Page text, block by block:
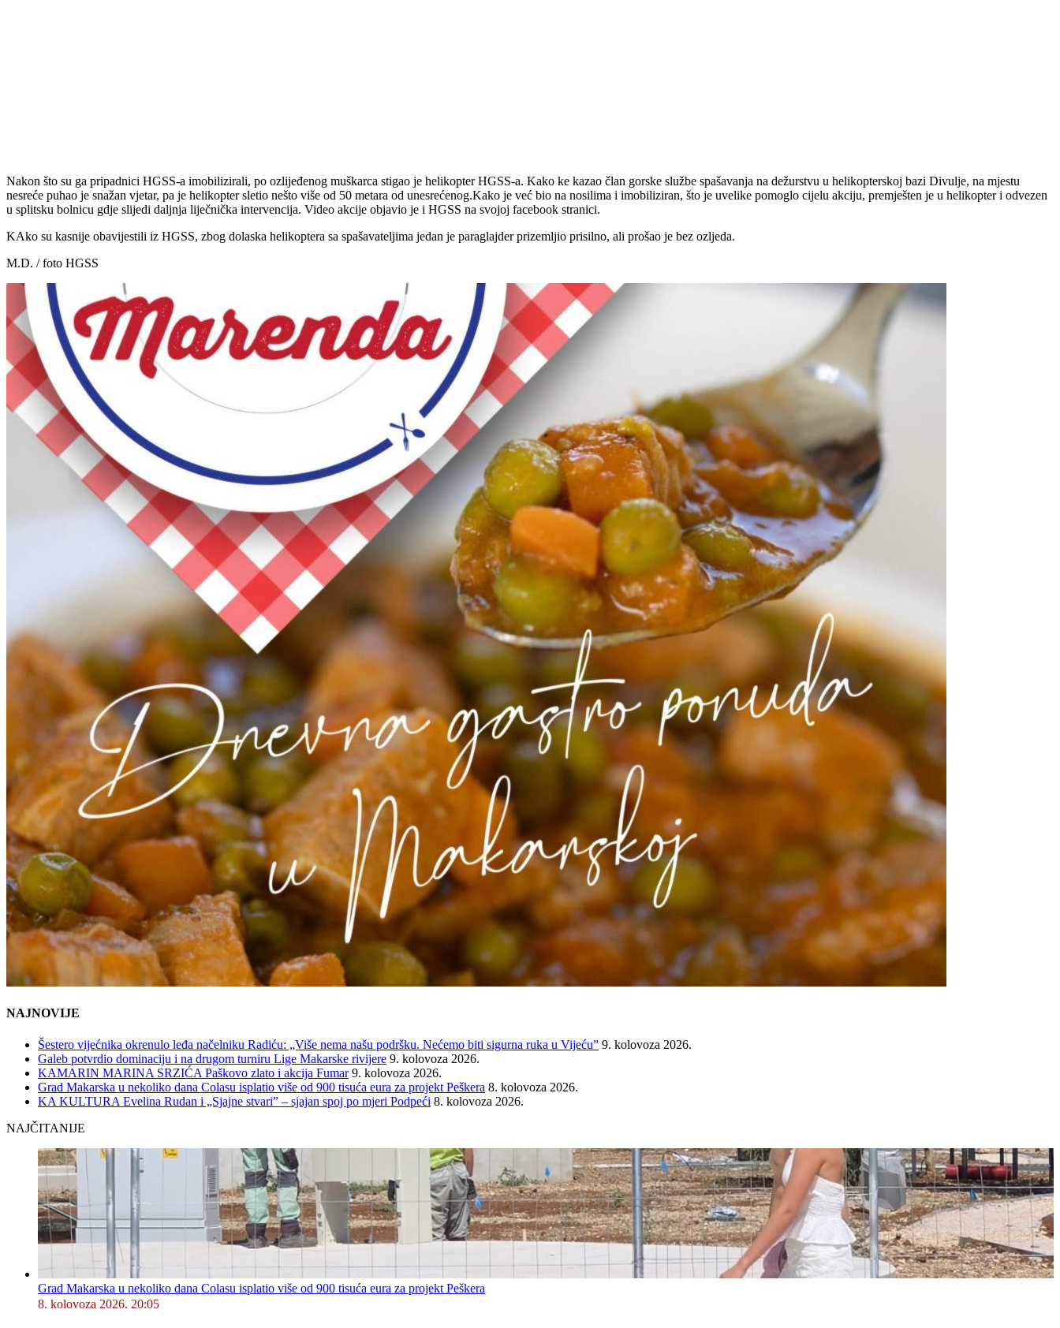
Nakon što su ga pripadnici HGSS-a imobilizirali, po ozlijeđenog muškarca stigao je helikopter HGSS-a. Kako ke kazao član gorske službe spašavanja na dežurstvu u helikopterskoj bazi Divulje, na mjestu
nesreće puhao je snažan vjetar, pa je helikopter sletio nešto više od 50 metara od unesrećenog.Kako je već bio na nosilima i imobiliziran, što je uvelike pomoglo cijelu akciju, premješten je u helikopter i odvezen
u splitsku bolnicu gdje slijedi daljnja liječnička intervencija. Video akcije objavio je i HGSS na svojoj facebook stranici.
KAko su kasnije obavijestili iz HGSS, zbog dolaska helikoptera sa spašavateljima jedan je paraglajder prizemljio prisilno, ali prošao je bez ozljeda.
M.D. / foto HGSS
NAJNOVIJE
Šestero vijećnika okrenulo leđa načelniku Radiću: „Više nema našu podršku. Nećemo biti sigurna ruka u Vijeću” 9. kolovoza 2026.
Galeb potvrdio dominaciju i na drugom turniru Lige Makarske rivijere 9. kolovoza 2026.
KAMARIN MARINA SRZIĆA Paškovo zlato i akcija Fumar 9. kolovoza 2026.
Grad Makarska u nekoliko dana Colasu isplatio više od 900 tisuća eura za projekt Peškera 8. kolovoza 2026.
KA KULTURA Evelina Rudan i „Sjajne stvari” – sjajan spoj po mjeri Podpeći 8. kolovoza 2026.
NAJČITANIJE
Grad Makarska u nekoliko dana Colasu isplatio više od 900 tisuća eura za projekt Peškera
8. kolovoza 2026. 20:05